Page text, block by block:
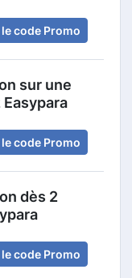
code Promo
sur une
code Promo
dès 2
code Promo